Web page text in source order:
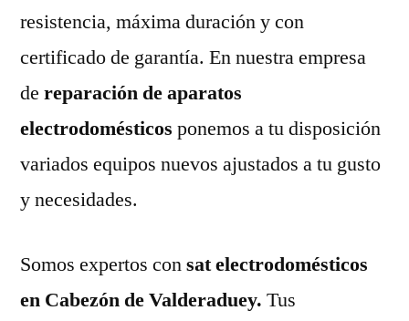
resistencia, máxima duración y con
certificado de garantía. En nuestra empresa
de reparación de aparatos
electrodomésticos ponemos a tu disposición
variados equipos nuevos ajustados a tu gusto
y necesidades.
Somos expertos consat electrodomésticos
en Cabezón de Valderaduey. Tus